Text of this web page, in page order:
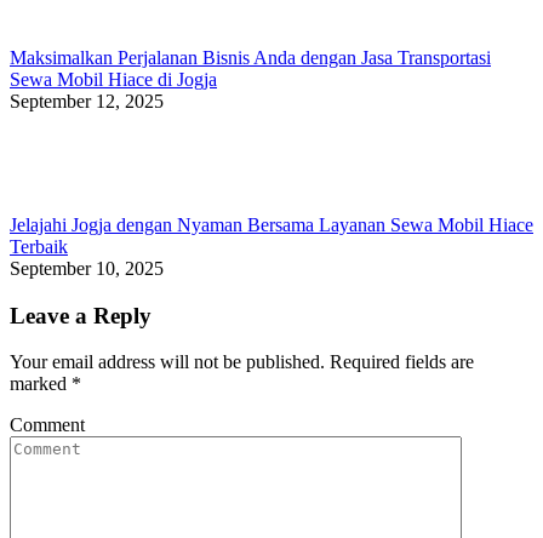
Maksimalkan Perjalanan Bisnis Anda dengan Jasa Transportasi
Sewa Mobil Hiace di Jogja
September 12, 2025
Jelajahi Jogja dengan Nyaman Bersama Layanan Sewa Mobil Hiace
Terbaik
September 10, 2025
Leave a Reply
Your email address will not be published. Required fields are
marked *
Comment